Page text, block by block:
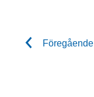
Föregående